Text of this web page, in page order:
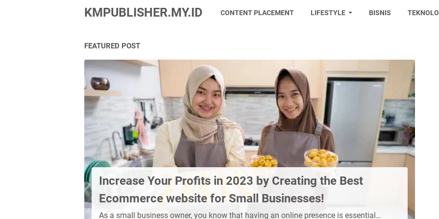
KMPUBLISHER.MY.ID CONTENT PLACEMENT LIFESTYLE BISNIS
FEATURED POST
Increase Your Profits in 2023 by Creating the Best
Ecommerce website for Small Businesses!
As a small business owner, you know that having an online presence is essential…